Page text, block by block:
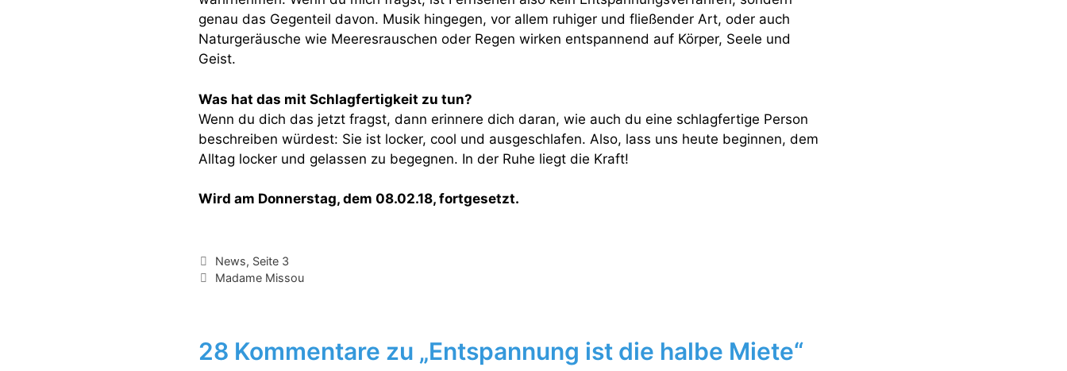
genau das Gegenteil davon. Musik hingegen, vor allem ruhiger und fließender Art, oder auch
Naturgeräusche wie Meeresrauschen oder Regen wirken entspannend auf Körper, Seele und
Geist.
Was hat das mit Schlagfertigkeit zu tun?
Wenn du dich das jetzt fragst, dann erinnere dich daran, wie auch du eine schlagfertige Person
beschreiben würdest: Sie ist locker, cool und ausgeschlafen. Also, lass uns heute beginnen, dem
Alltag locker und gelassen zu begegnen. In der Ruhe liegt die Kraft!
Wird am Donnerstag, dem 08.02.18, fortgesetzt.
Kategorien
News, Seite 3
Schlagwörter
Madame Missou
28 Kommentare zu „Entspannung ist die halbe Miete“